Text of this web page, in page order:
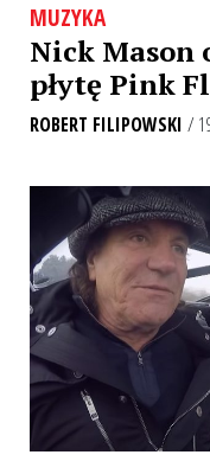
MUZYKA
Nick Mason
płytę Pink
ROBERT FILIPOWSKI /